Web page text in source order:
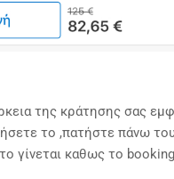
της κράτησης σας
το ,πατήστε πάνω
γίνεται καθως το